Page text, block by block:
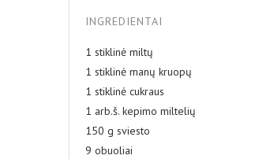
INGREDIENTAI
1 stiklinė miltų
1 stiklinė manų kruopų
1 stiklinė cukraus
1 arb.š. kepimo miltelių
150 g sviesto
9 obuoliai